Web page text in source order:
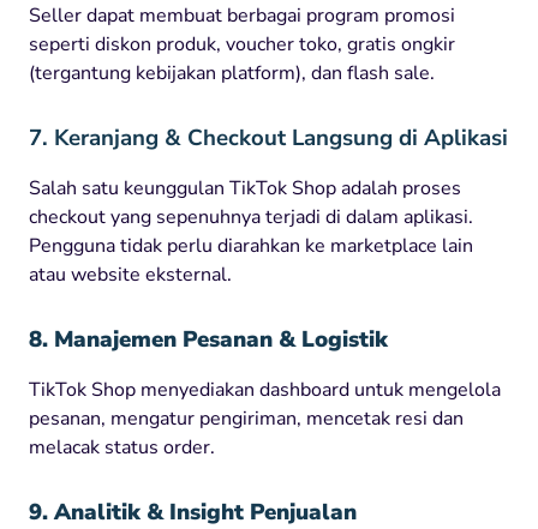
Seller dapat membuat berbagai program promosi
seperti diskon produk, voucher toko, gratis ongkir
(tergantung kebijakan platform), dan flash sale.
7. Keranjang & Checkout Langsung di Aplikasi
Salah satu keunggulan TikTok Shop adalah proses
checkout yang sepenuhnya terjadi di dalam aplikasi.
Pengguna tidak perlu diarahkan ke marketplace lain
atau website eksternal.
8. Manajemen Pesanan & Logistik
TikTok Shop menyediakan dashboard untuk mengelola
pesanan, mengatur pengiriman, mencetak resi dan
melacak status order.
9. Analitik & Insight Penjualan